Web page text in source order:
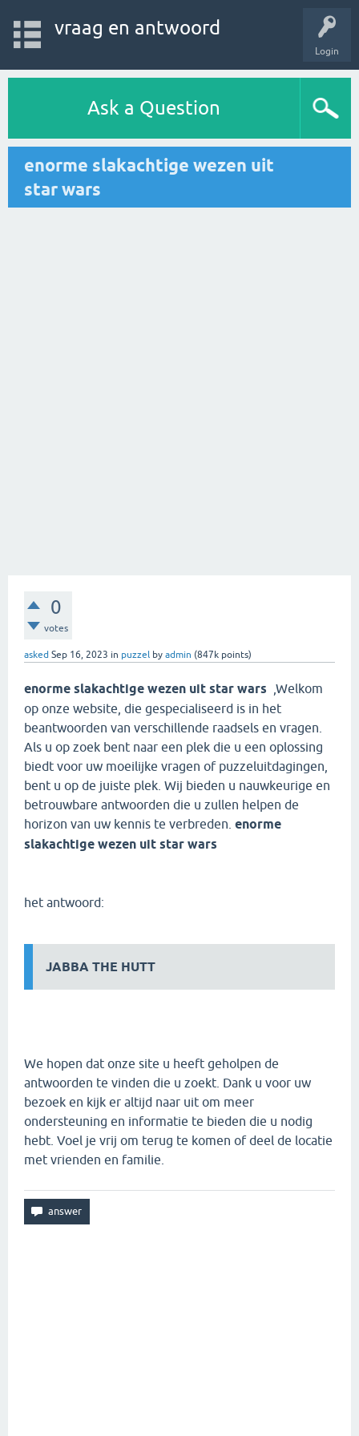
Login
vraag en antwoord
Ask a Question
enorme slakachtige wezen uit
star wars
0
votes
asked Sep 16, 2023 in puzzel by admin (847k points)
enorme slakachtige wezen uit star wars ,Welkom
op onze website, die gespecialiseerd is in het
beantwoorden van verschillende raadsels en vragen.
Als u op zoek bent naar een plek die u een oplossing
biedt voor uw moeilijke vragen of puzzeluitdagingen,
bent u op de juiste plek. Wij bieden u nauwkeurige en
betrouwbare antwoorden die u zullen helpen de
horizon van uw kennis te verbreden. enorme
slakachtige wezen uit star wars
het antwoord:
JABBA THE HUTT
We hopen dat onze site u heeft geholpen de
antwoorden te vinden die u zoekt. Dank u voor uw
bezoek en kijk er altijd naar uit om meer
ondersteuning en informatie te bieden die u nodig
hebt. Voel je vrij om terug te komen of deel de locatie
met vrienden en familie.